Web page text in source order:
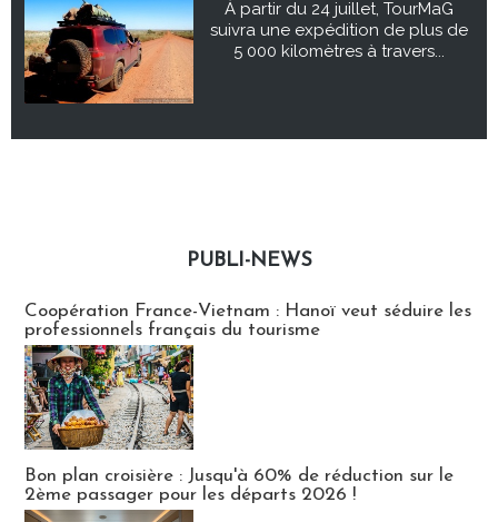
À partir du 24 juillet, TourMaG
suivra une expédition de plus de
5 000 kilomètres à travers...
PUBLI-NEWS
Coopération France-Vietnam : Hanoï veut séduire les
professionnels français du tourisme
Bon plan croisière : Jusqu'à 60% de réduction sur le
2ème passager pour les départs 2026 !